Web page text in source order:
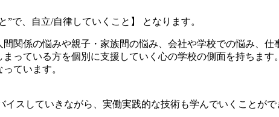
で、自立/自律していくこと】 となります。
関係の悩みや親子・家族間の悩み、会社や学校での悩み、
っている方を個別に支援していく心の学校の側面を持ちま
ています。
スしていきながら、実働実践的な技術も学んでいくことがで